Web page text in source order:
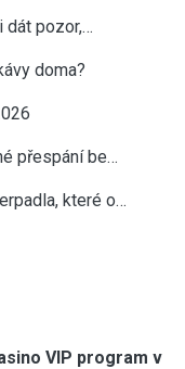
dát pozor,…
doma?
přespání be…
které o…
VIP program v